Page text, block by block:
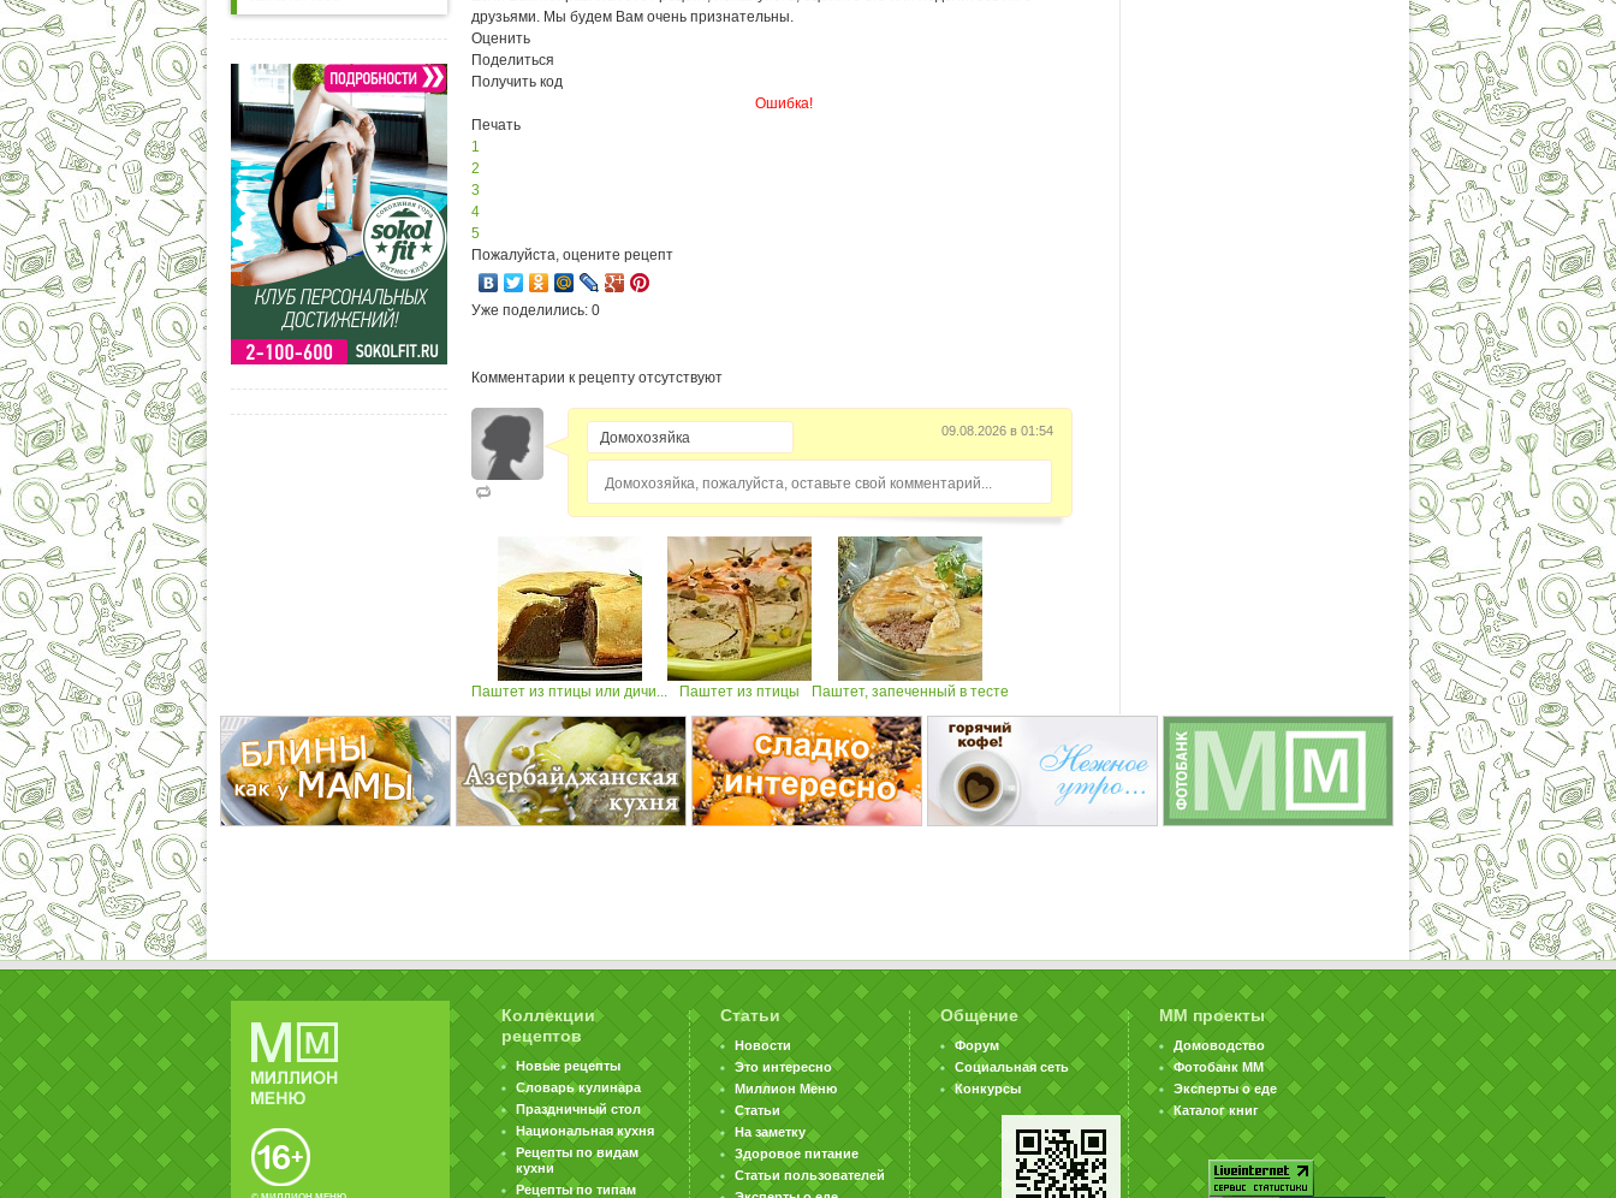
друзьями. Мы будем Вам очень признательны.
Оценить
Поделиться
Получить код
Ошибка!
Печать
1
2
3
4
5
Пожалуйста, оцените рецепт
Уже поделились: 0
Комментарии к рецепту отсутствуют
09.08.2026 в 01:54
Домохозяйка, пожалуйста, оставьте свой комментарий...
Паштет из птицы или дичи... Паштет из птицы Паштет, запеченный в тесте
Коллекции
рецептов
Новые рецепты
Словарь кулинара
Праздничный стол
Национальная кухня
Рецепты по видам
кухни
Рецепты по типам
Статьи
Новости
Это интересно
Миллион Меню
Статьи
На заметку
Здоровое питание
Статьи пользователей
Общение
Форум
Социальная сеть
Конкурсы
ММ проекты
Домоводство
Фотобанк ММ
Эксперты о еде
Каталог книг